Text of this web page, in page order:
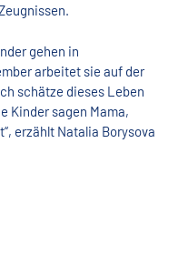
gehen in
arbeitet sie auf der
schätze dieses Leben
Kinder sagen Mama,
erzählt Natalia Borysova